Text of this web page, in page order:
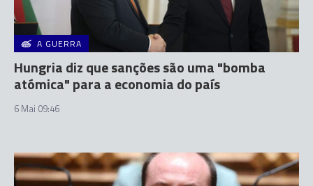
A GUERRA
Hungria diz que sanções são uma "bomba
atómica" para a economia do país
6 Mai 09:46